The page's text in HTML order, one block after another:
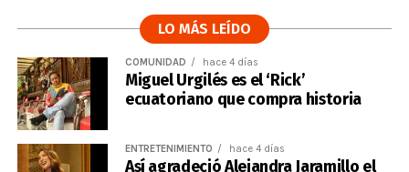
LO MÁS LEÍDO
COMUNIDAD hace 4 días
Miguel Urgilés es el ‘Rick’
ecuatoriano que compra historia
ENTRETENIMIENTO hace 4 días
Así agradeció Alejandra Jaramillo el